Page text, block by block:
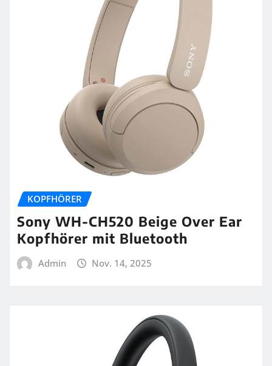
KOPFHÖRER
Sony WH-CH520 Beige Over Ear
Kopfhörer mit Bluetooth
Admin Nov. 14, 2025